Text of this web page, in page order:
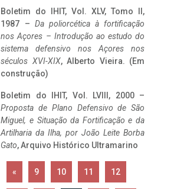
Boletim do IHIT, Vol. XLV, Tomo II,
1987 – Da poliorcética à fortificação
nos Açores – Introdução ao estudo do
sistema defensivo nos Açores nos
séculos XVI-XIX, Alberto Vieira. (Em
construção)
Boletim do IHIT, Vol. LVIII, 2000 –
Proposta de Plano Defensivo de São
Miguel, e Situação da Fortificação e da
Artilharia da Ilha, por João Leite Borba
Gato, Arquivo Histórico Ultramarino
« 9 10 11 12